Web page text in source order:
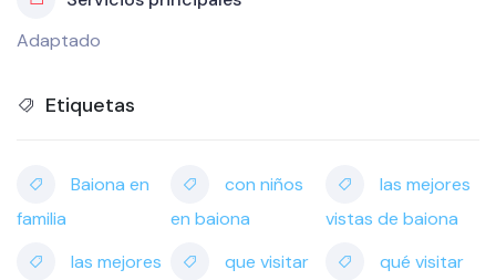
Adaptado
Etiquetas
Baiona en
familia
con niños
en baiona
las mejores
vistas de baiona
las mejores
que visitar
qué visitar